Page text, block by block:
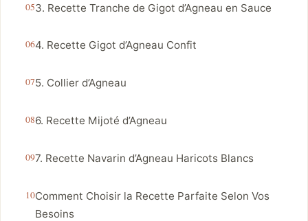
3. Recette Tranche de Gigot d’Agneau en Sauce
4. Recette Gigot d’Agneau Confit
5. Collier d’Agneau
6. Recette Mijoté d’Agneau
7. Recette Navarin d’Agneau Haricots Blancs
Comment Choisir la Recette Parfaite Selon Vos
Besoins